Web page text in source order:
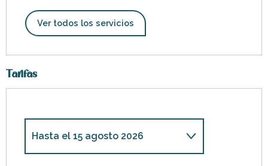
Ver todos los servicios
Tarifas
Hasta el 15 agosto 2026